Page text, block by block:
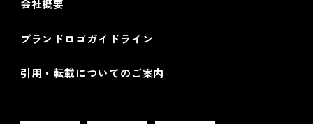
会社概要
ブランドロゴガイドライン
引用・転載についてのご案内